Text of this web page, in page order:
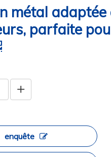
métal
parfaite
enquête